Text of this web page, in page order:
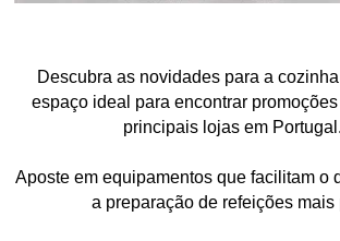
Descubra as novidades para a
espaço ideal para encontrar
principais lojas em
Aposte em equipamentos que facilitam o
a preparação de refeições mais